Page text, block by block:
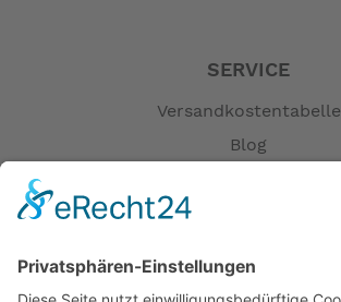
SERVICE
Versandkostentabelle
Blog
Öffnungszeiten